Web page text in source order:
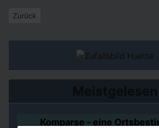
Vorheriger Beitrag: der ästhet II
Zurück
Komparse - eine